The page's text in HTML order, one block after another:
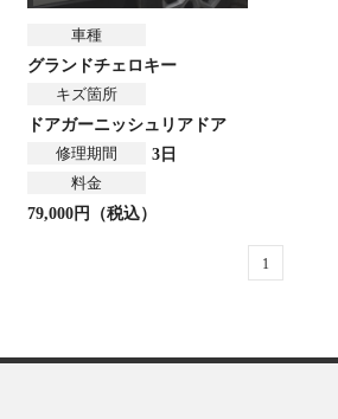
車種
グランドチェロキー
キズ箇所
ドアガーニッシュ リアドア
修理期間
3日
料金
79,000円（税込）
1